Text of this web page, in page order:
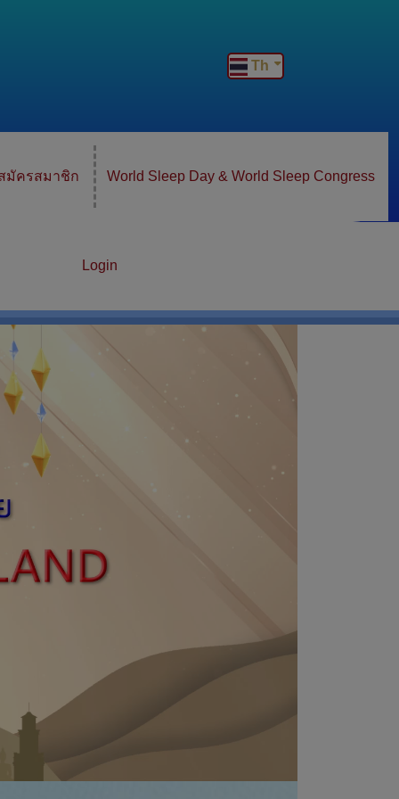
Th
มัครสมาชิก World Sleep Day & World Sleep Congress
Login